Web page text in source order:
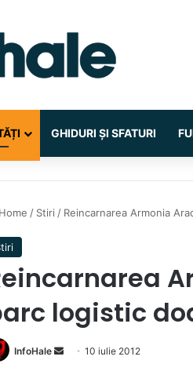
GHIDURI ȘI SFATURI
Home / Stiri / Reincarnarea Armonia
logistic
InfoHale
Send10 iulie 2012